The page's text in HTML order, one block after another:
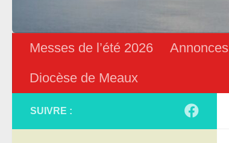
Messes de l’été 2026 Annonces
Diocèse de Meaux
SUIVRE :